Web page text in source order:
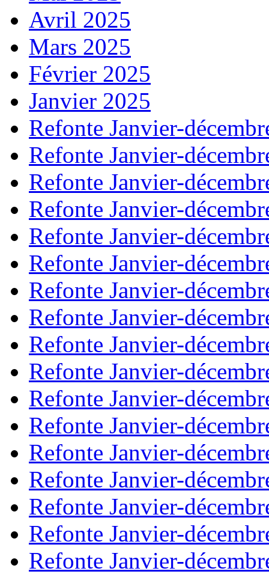
Avril 2025
Mars 2025
Février 2025
Janvier 2025
Refonte Janvier-
Refonte Janvier-
Refonte Janvier-
Refonte Janvier-
Refonte Janvier-
Refonte Janvier-
Refonte Janvier-
Refonte Janvier-
Refonte Janvier-
Refonte Janvier-
Refonte Janvier-
Refonte Janvier-
Refonte Janvier-
Refonte Janvier-
Refonte Janvier-
Refonte Janvier-
Refonte Janvier-